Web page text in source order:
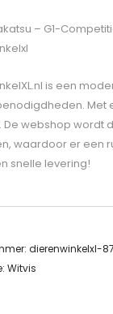
– G1-
is een
Met
De webshop wordt
waardoor er een
snelle levering!
dierenwinkelxl-
Witvis